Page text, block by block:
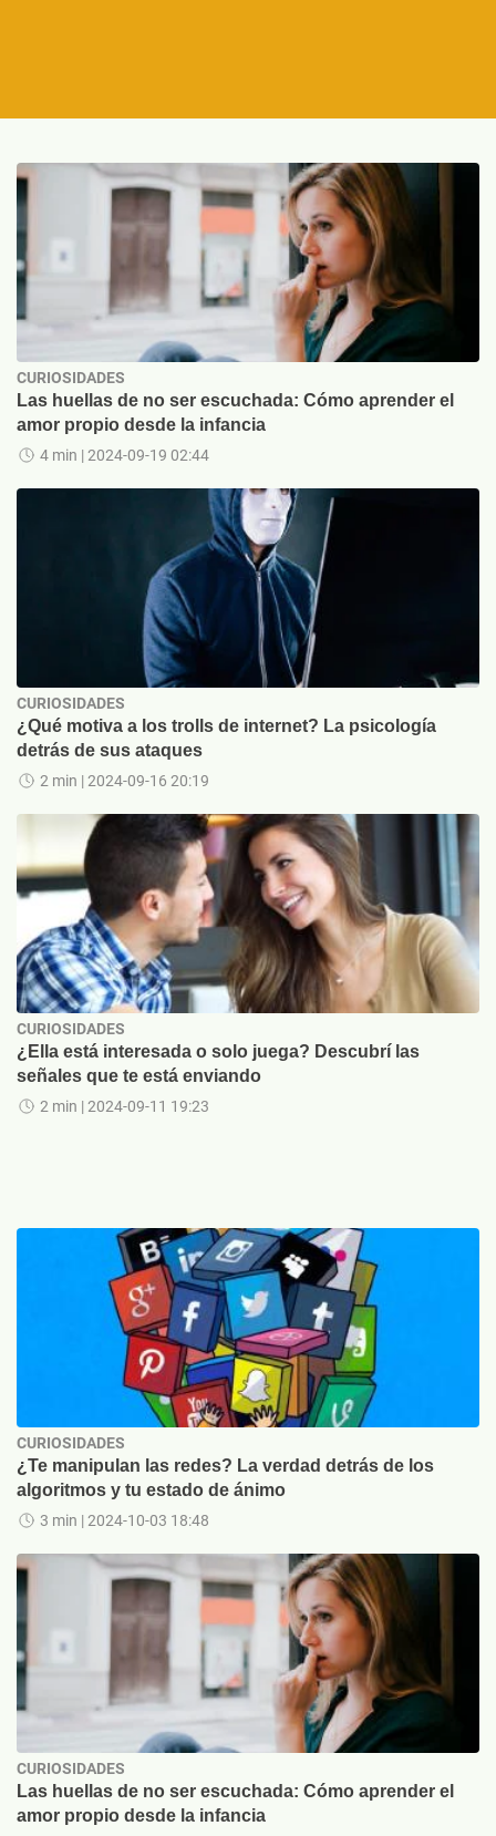
CURIOSIDADES
Las huellas de no ser escuchada: Cómo aprender el
amor propio desde la infancia
4 min | 2024-09-19 02:44
CURIOSIDADES
¿Qué motiva a los trolls de internet? La psicología
detrás de sus ataques
2 min | 2024-09-16 20:19
CURIOSIDADES
¿Ella está interesada o solo juega? Descubrí las
señales que te está enviando
2 min | 2024-09-11 19:23
CURIOSIDADES
¿Te manipulan las redes? La verdad detrás de los
algoritmos y tu estado de ánimo
3 min | 2024-10-03 18:48
CURIOSIDADES
Las huellas de no ser escuchada: Cómo aprender el
amor propio desde la infancia